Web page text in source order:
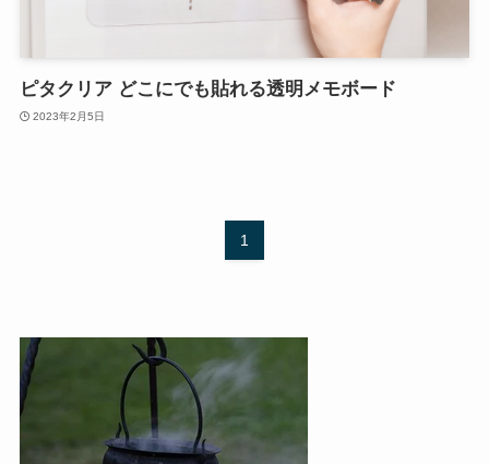
ピタクリア どこにでも貼れる透明メモボード
2023年2月5日
1